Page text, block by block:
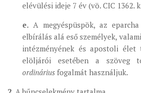
elévülési ideje 7 év (vö. CIC 1362.
e. A megyéspüspök, az
elbírálás alá eső személyek,
intézményének és apostoli élet
elöljárói esetében a szöveg
ordinárius fogalmát használjuk.